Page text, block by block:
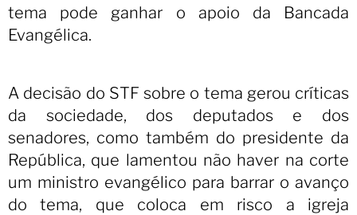
tema pode ganhar o apoio da Bancada
Evangélica.
A decisão do STF sobre o tema gerou críticas
da sociedade, dos deputados e dos
senadores, como também do presidente da
República, que lamentou não haver na corte
um ministro evangélico para barrar o avanço
do tema, que coloca em risco a igreja